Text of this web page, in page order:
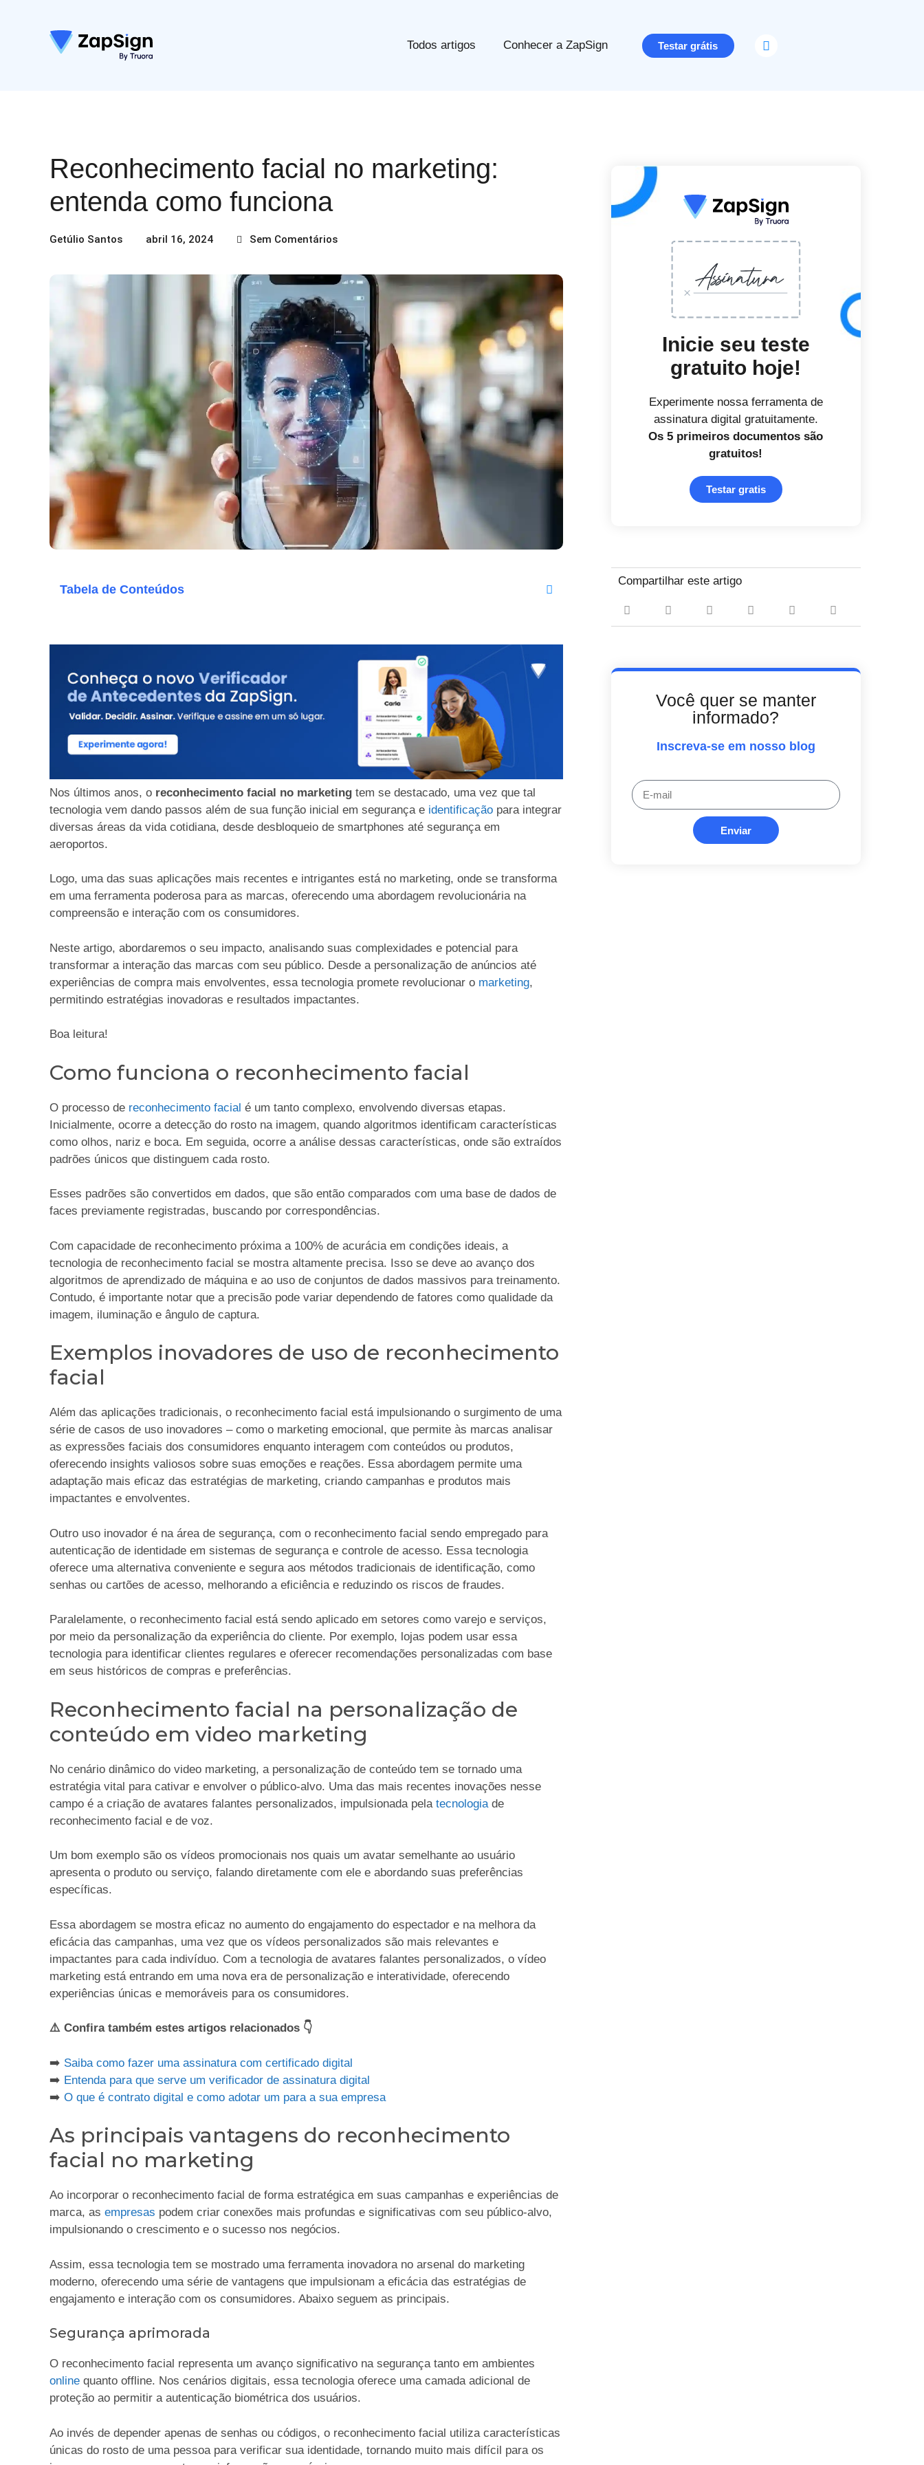
Todos artigos Conhecer a ZapSign Testar grátis
Reconhecimento facial no marketing:
entenda como funciona
Getúlio Santos abril 16, 2024 Sem Comentários
Tabela de Conteúdos
Nos últimos anos, o reconhecimento facial no marketing tem se destacado, uma vez que tal
tecnologia vem dando passos além de sua função inicial em segurança e identificação para integrar
diversas áreas da vida cotidiana, desde desbloqueio de smartphones até segurança em
aeroportos.
Logo, uma das suas aplicações mais recentes e intrigantes está no marketing, onde se transforma
em uma ferramenta poderosa para as marcas, oferecendo uma abordagem revolucionária na
compreensão e interação com os consumidores.
Neste artigo, abordaremos o seu impacto, analisando suas complexidades e potencial para
transformar a interação das marcas com seu público. Desde a personalização de anúncios até
experiências de compra mais envolventes, essa tecnologia promete revolucionar o marketing,
permitindo estratégias inovadoras e resultados impactantes.
Boa leitura!
Como funciona o reconhecimento facial
O processo de reconhecimento facial é um tanto complexo, envolvendo diversas etapas.
Inicialmente, ocorre a detecção do rosto na imagem, quando algoritmos identificam características
como olhos, nariz e boca. Em seguida, ocorre a análise dessas características, onde são extraídos
padrões únicos que distinguem cada rosto.
Esses padrões são convertidos em dados, que são então comparados com uma base de dados de
faces previamente registradas, buscando por correspondências.
Com capacidade de reconhecimento próxima a 100% de acurácia em condições ideais, a
tecnologia de reconhecimento facial se mostra altamente precisa. Isso se deve ao avanço dos
algoritmos de aprendizado de máquina e ao uso de conjuntos de dados massivos para treinamento.
Contudo, é importante notar que a precisão pode variar dependendo de fatores como qualidade da
imagem, iluminação e ângulo de captura.
Exemplos inovadores de uso de reconhecimento
facial
Além das aplicações tradicionais, o reconhecimento facial está impulsionando o surgimento de uma
série de casos de uso inovadores – como o marketing emocional, que permite às marcas analisar
as expressões faciais dos consumidores enquanto interagem com conteúdos ou produtos,
oferecendo insights valiosos sobre suas emoções e reações. Essa abordagem permite uma
adaptação mais eficaz das estratégias de marketing, criando campanhas e produtos mais
impactantes e envolventes.
Outro uso inovador é na área de segurança, com o reconhecimento facial sendo empregado para
autenticação de identidade em sistemas de segurança e controle de acesso. Essa tecnologia
oferece uma alternativa conveniente e segura aos métodos tradicionais de identificação, como
senhas ou cartões de acesso, melhorando a eficiência e reduzindo os riscos de fraudes.
Paralelamente, o reconhecimento facial está sendo aplicado em setores como varejo e serviços,
por meio da personalização da experiência do cliente. Por exemplo, lojas podem usar essa
tecnologia para identificar clientes regulares e oferecer recomendações personalizadas com base
em seus históricos de compras e preferências.
Reconhecimento facial na personalização de
conteúdo em video marketing
No cenário dinâmico do video marketing, a personalização de conteúdo tem se tornado uma
estratégia vital para cativar e envolver o público-alvo. Uma das mais recentes inovações nesse
campo é a criação de avatares falantes personalizados, impulsionada pela tecnologia de
reconhecimento facial e de voz.
Um bom exemplo são os vídeos promocionais nos quais um avatar semelhante ao usuário
apresenta o produto ou serviço, falando diretamente com ele e abordando suas preferências
específicas.
Essa abordagem se mostra eficaz no aumento do engajamento do espectador e na melhora da
eficácia das campanhas, uma vez que os vídeos personalizados são mais relevantes e
impactantes para cada indivíduo. Com a tecnologia de avatares falantes personalizados, o vídeo
marketing está entrando em uma nova era de personalização e interatividade, oferecendo
experiências únicas e memoráveis para os consumidores.
⚠️ Confira também estes artigos relacionados 👇
➡️ Saiba como fazer uma assinatura com certificado digital
➡️ Entenda para que serve um verificador de assinatura digital
➡️ O que é contrato digital e como adotar um para a sua empresa
As principais vantagens do reconhecimento
facial no marketing
Ao incorporar o reconhecimento facial de forma estratégica em suas campanhas e experiências de
marca, as empresas podem criar conexões mais profundas e significativas com seu público-alvo,
impulsionando o crescimento e o sucesso nos negócios.
Assim, essa tecnologia tem se mostrado uma ferramenta inovadora no arsenal do marketing
moderno, oferecendo uma série de vantagens que impulsionam a eficácia das estratégias de
engajamento e interação com os consumidores. Abaixo seguem as principais.
Segurança aprimorada
O reconhecimento facial representa um avanço significativo na segurança tanto em ambientes
online quanto offline. Nos cenários digitais, essa tecnologia oferece uma camada adicional de
proteção ao permitir a autenticação biométrica dos usuários.
Ao invés de depender apenas de senhas ou códigos, o reconhecimento facial utiliza características
únicas do rosto de uma pessoa para verificar sua identidade, tornando muito mais difícil para os
Inicie seu teste
gratuito hoje!
Experimente nossa ferramenta de
assinatura digital gratuitamente.
Os 5 primeiros documentos são
gratuitos!
Testar gratis
Compartilhar este artigo
Você quer se manter
informado?
Inscreva-se em nosso blog
Enviar